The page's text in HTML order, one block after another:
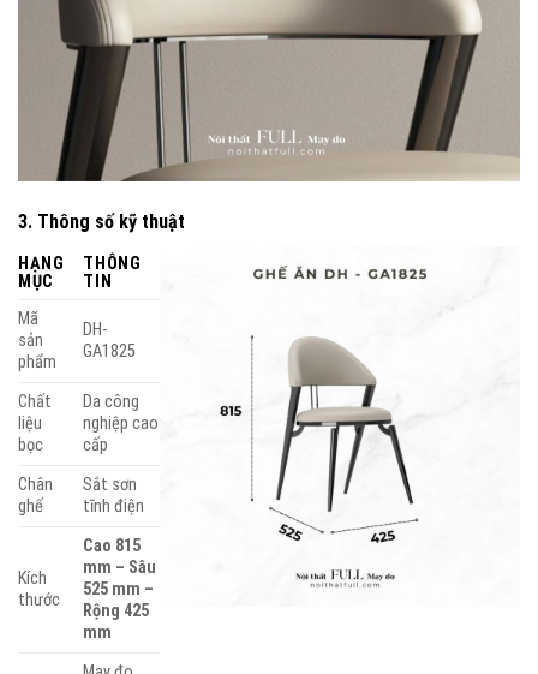
3. Thông số kỹ thuật
HẠNG
MỤC
THÔNG
TIN
Mã
sản
phẩm
DH-
GA1825
Chất
liệu
bọc
Da công
nghiệp cao
cấp
Chân
ghế
Sắt sơn
tĩnh điện
Kích
thước
Cao 815
mm – Sâu
525 mm –
Rộng 425
mm